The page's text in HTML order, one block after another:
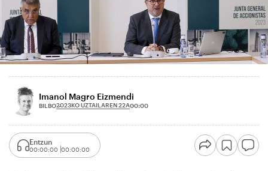
Imanol Magro Eizmendi
BILBO2023KO UZTAILAREN 22A00:00
Entzun
00:00:00 00:00:00